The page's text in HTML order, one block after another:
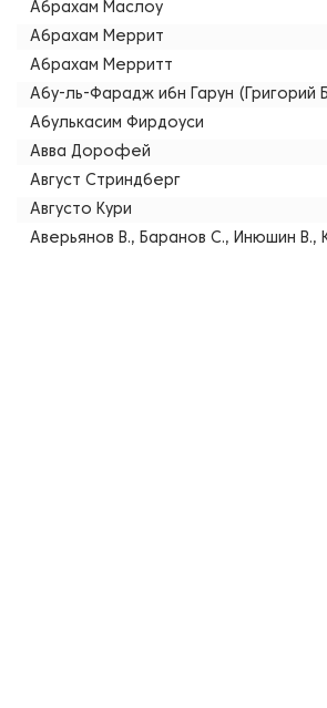
Абрахам Маслоу
Абрахам Меррит
Абрахам Мерритт
Абу-ль-Фарадж ибн Гарун (Григорий
Абулькасим Фирдоуси
Авва Дорофей
Август Стриндберг
Августо Кури
Аверьянов В., Баранов С., Инюшин В.,